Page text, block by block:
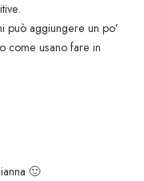
può aggiungere un po’
come usano fare in
🙂